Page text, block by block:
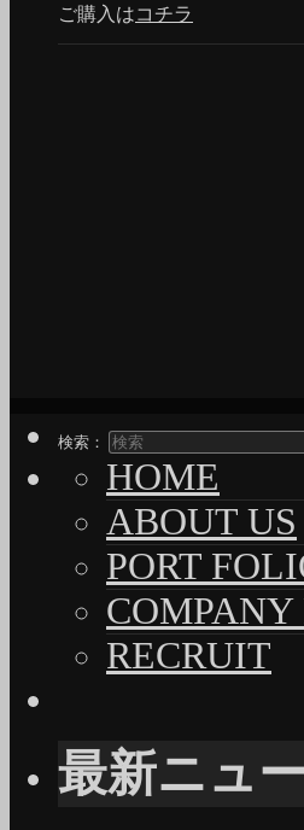
ご購入はコチラ
検索：
HOME
ABOUT US
PORT
COMPANY
RECRUIT
最新ニュ